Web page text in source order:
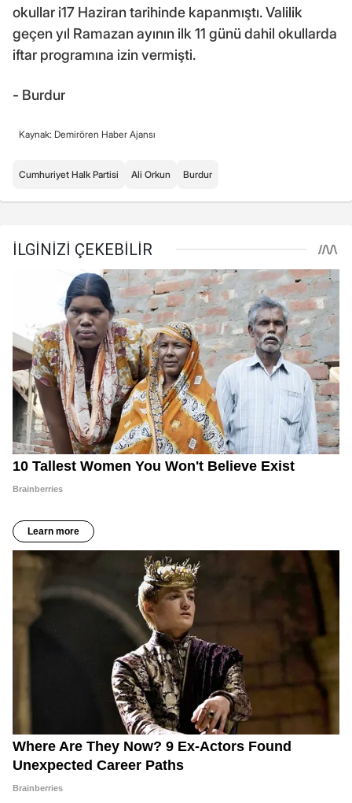
okullar i17 Haziran tarihinde kapanmıştı. Valilik
geçen yıl Ramazan ayının ilk 11 günü dahil okullarda
iftar programına izin vermişti.
- Burdur
Kaynak: Demirören Haber Ajansı
Cumhuriyet Halk Partisi Ali Orkun Burdur